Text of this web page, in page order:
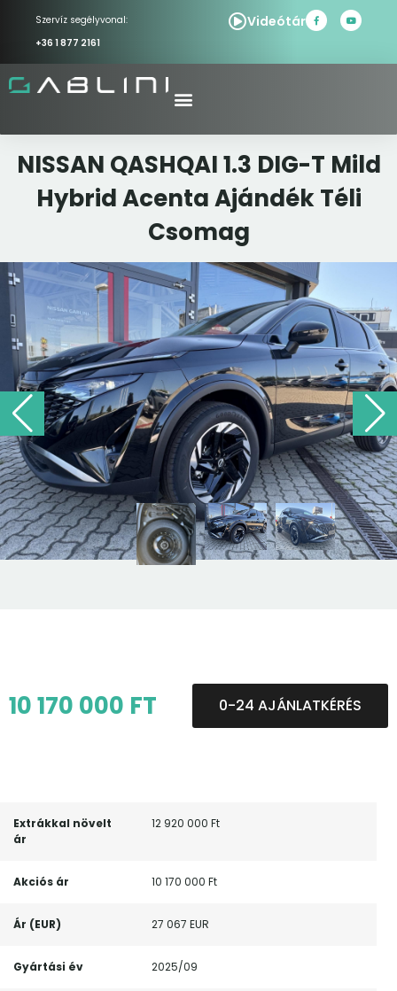
Szervíz segélyvonal:
+36 1 877 2161
Videótár
NISSAN QASHQAI 1.3 DIG-T Mild
Hybrid Acenta Ajándék Téli
Csomag
10 170 000 FT 0-24 AJÁNLATKÉRÉS
Extrákkal növelt
ár
12 920 000 Ft
Akciós ár 10 170 000 Ft
Ár (EUR) 27 067 EUR
Gyártási év 2025/09